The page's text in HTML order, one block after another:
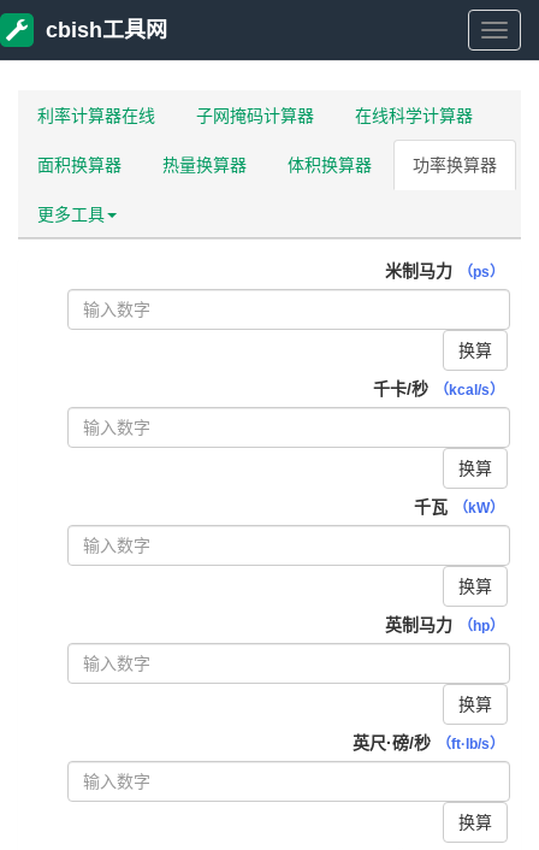
cbish
具
cbish工具网
利率计算器在线 子网掩码计算器 在线科学计算器
面积换算器 热量换算器 体积换算器 功率换算器
更多工具
米制马力 （ps）
换算
千卡/秒
（kcal/s）
换算
千瓦
（kW）
换算
英制马力
（hp）
换算
英尺·磅/秒
（ft·lb/s）
换算